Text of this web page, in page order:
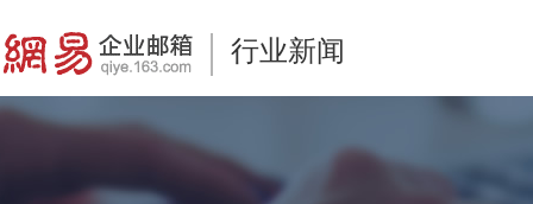
行业新闻